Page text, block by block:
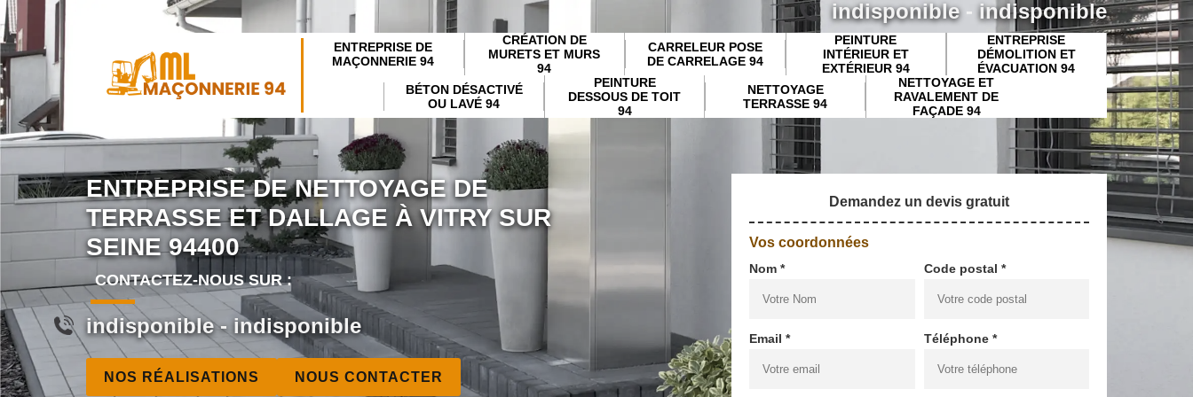
indisponible-indisponible
ENTREPRISE DE
MAÇONNERIE 94
CRÉATION DE
MURETS ET MURS
94
CARRELEUR POSE
DE CARRELAGE 94
PEINTURE
INTÉRIEUR ET
EXTÉRIEUR 94
ENTREPRISE
DÉMOLITION ET
ÉVACUATION 94
BÉTON DÉSACTIVÉ
OU LAVÉ 94
PEINTURE
DESSOUS DE TOIT
94
NETTOYAGE
TERRASSE 94
NETTOYAGE ET
RAVALEMENT DE
FAÇADE 94
ENTREPRISE DE NETTOYAGE DE
TERRASSE ET DALLAGE À VITRY SUR
SEINE 94400
CONTACTEZ-NOUS SUR :
indisponible-indisponible
NOS RÉALISATIONS NOUS CONTACTER
Demandez un devis gratuit
Vos coordonnées
Nom * Code postal *
Email * Téléphone *